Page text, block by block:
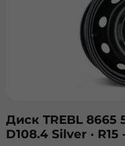
Диск TREBL 8665
D108.4 Silver ·